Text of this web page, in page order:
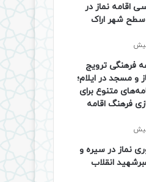
اقامه نماز در
شهر اراک
فرهنگی ترویج
و مسجد در ایلام؛
متنوع برای
فرهنگ اقامه
نماز در سیره و
انقلاب